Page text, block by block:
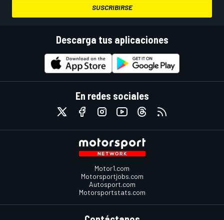
SUSCRIBIRSE
Descarga tus aplicaciones
En redes sociales
Motor1.com
Motorsportjobs.com
Autosport.com
Motorsportstats.com